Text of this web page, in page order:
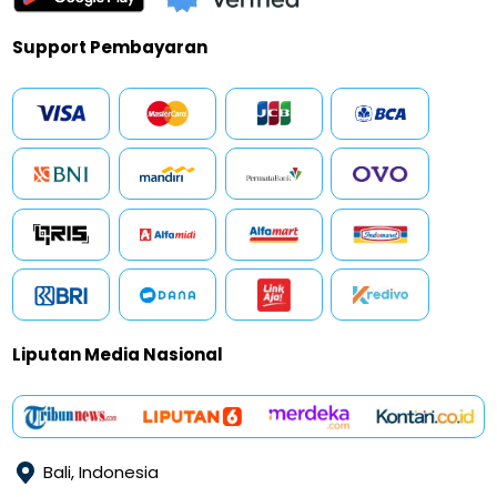
Support Pembayaran
Liputan Media Nasional
Bali, Indonesia